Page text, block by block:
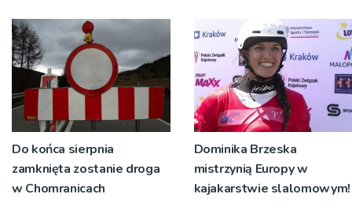
Do końca sierpnia
zamknięta zostanie droga
w Chomranicach
Dominika Brzeska
mistrzynią Europy w
kajakarstwie slalomowym!